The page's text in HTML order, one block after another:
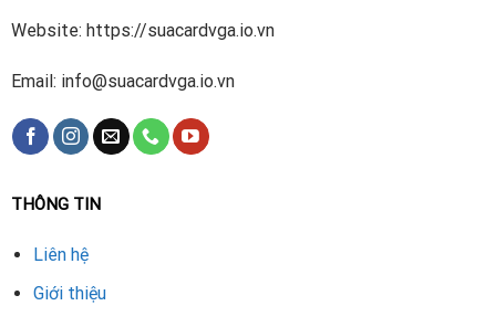
Website: https://suacardvga.io.vn
Email: info@suacardvga.io.vn
THÔNG TIN
Liên hệ
Giới thiệu